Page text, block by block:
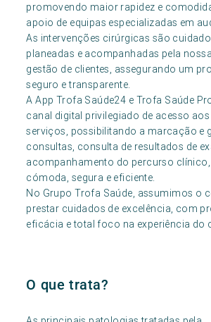
promovendo maior rapidez e
apoio de equipas especializadas em
As intervenções cirúrgicas são
planeadas e acompanhadas pela
gestão de clientes, assegurando um
seguro e transparente.
A App Trofa Saúde24 e Trofa Saúde
canal digital privilegiado de acesso
serviços, possibilitando a marcação e
consultas, consulta de resultados de
acompanhamento do percurso
cómoda, segura e eficiente.
No Grupo Trofa Saúde, assumimos o
prestar cuidados de excelência, com
eficácia e total foco na experiência do
O que trata?